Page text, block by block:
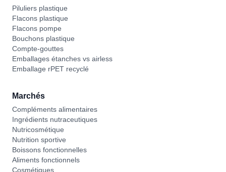
Piluliers plastique
Flacons plastique
Flacons pompe
Bouchons plastique
Compte-gouttes
Emballages étanches vs airless
Emballage rPET recyclé
Marchés
Compléments alimentaires
Ingrédients nutraceutiques
Nutricosmétique
Nutrition sportive
Boissons fonctionnelles
Aliments fonctionnels
Cosmétiques